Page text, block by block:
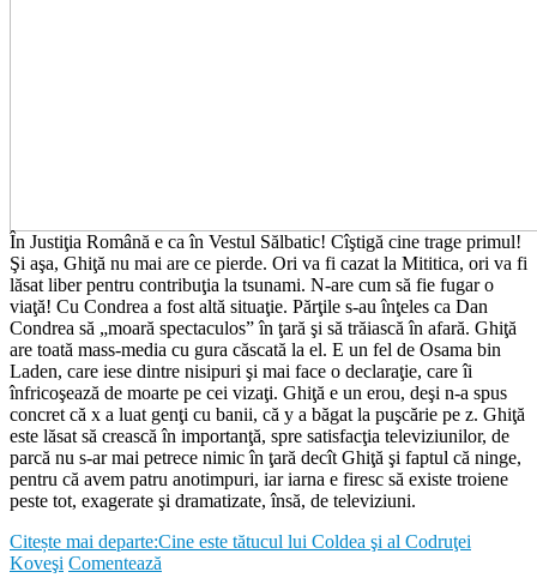
În Justiţia Română e ca în Vestul Sălbatic! Cîştigă cine trage primul!
Şi aşa, Ghiţă nu mai are ce pierde. Ori va fi cazat la Mititica, ori va fi
lăsat liber pentru contribuţia la tsunami. N-are cum să fie fugar o
viaţă! Cu Condrea a fost altă situaţie. Părţile s-au înţeles ca Dan
Condrea să „moară spectaculos” în ţară şi să trăiască în afară. Ghiţă
are toată mass-media cu gura căscată la el. E un fel de Osama bin
Laden, care iese dintre nisipuri şi mai face o declaraţie, care îi
înfricoşează de moarte pe cei vizaţi. Ghiţă e un erou, deşi n-a spus
concret că x a luat genţi cu banii, că y a băgat la puşcărie pe z. Ghiţă
este lăsat să crească în importanţă, spre satisfacţia televiziunilor, de
parcă nu s-ar mai petrece nimic în ţară decît Ghiţă şi faptul că ninge,
pentru că avem patru anotimpuri, iar iarna e firesc să existe troiene
peste tot, exagerate şi dramatizate, însă, de televiziuni.
Citește mai departe:Cine este tătucul lui Coldea şi al Codruţei
Koveşi Comentează